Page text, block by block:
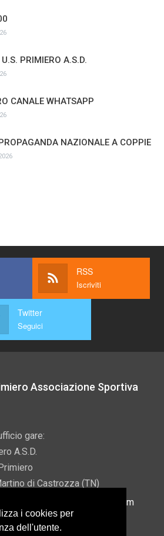
PRIMIERO A.S.D.
CANALE WHATSAPP
NAZIONALE A COPPIE
RSS
Iscriviti
Twitter
Seguici
Associazione Sportiva
gare:
A.S.D.
di Castrozza (TN)
info@usprimiero.com
i cookies per
dell'utente.